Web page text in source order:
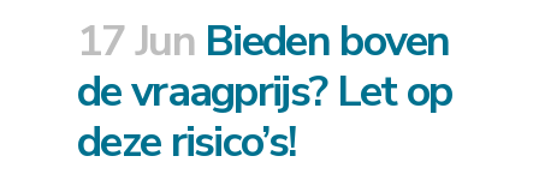
17 JunBieden boven
de vraagprijs? Let op
deze risico’s!